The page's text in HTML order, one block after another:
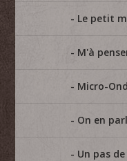
Le petit
M'à
Micro-
On en
Un pas